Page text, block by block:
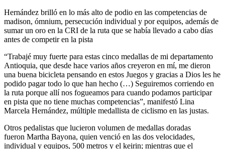
Hernández brilló en lo más alto de podio en las competencias de
madison, ómnium, persecución individual y por equipos, además de
sumar un oro en la CRI de la ruta que se había llevado a cabo días
antes de competir en la pista
“Trabajé muy fuerte para estas cinco medallas de mi departamento
Antioquia, que desde hace varios años creyeron en mí, me dieron
una buena bicicleta pensando en estos Juegos y gracias a Dios les he
podido pagar todo lo que han hecho (…) Seguiremos corriendo en
la ruta porque allí nos fogueamos para cuando podamos participar
en pista que no tiene muchas competencias”, manifestó Lina
Marcela Hernández, múltiple medallista de ciclismo en las justas.
Otros pedalistas que lucieron volumen de medallas doradas
fueron Martha Bayona, quien venció en las dos velocidades,
individual y equipos, 500 metros y el keirin; mientras que el